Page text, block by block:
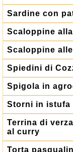
Sardine con
Scaloppine
Scaloppine
Spiedini di
Spigola in
Storni in istufa
Terrina di
al curry
Torta